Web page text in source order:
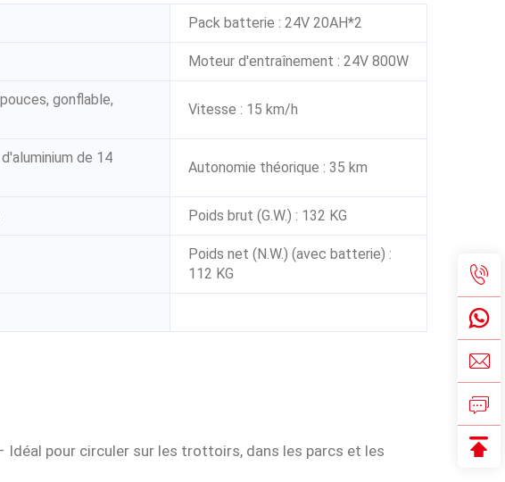
Pack batterie : 24V 20AH*2
Moteur d'entraînement : 24V 800W
gonflable,
Vitesse : 15 km/h
de 14
Autonomie théorique : 35 km
Poids brut (G.W.) : 132 KG
Poids net (N.W.) (avec batterie) :
112 KG
Idéal pour circuler sur les trottoirs, dans les parcs et les